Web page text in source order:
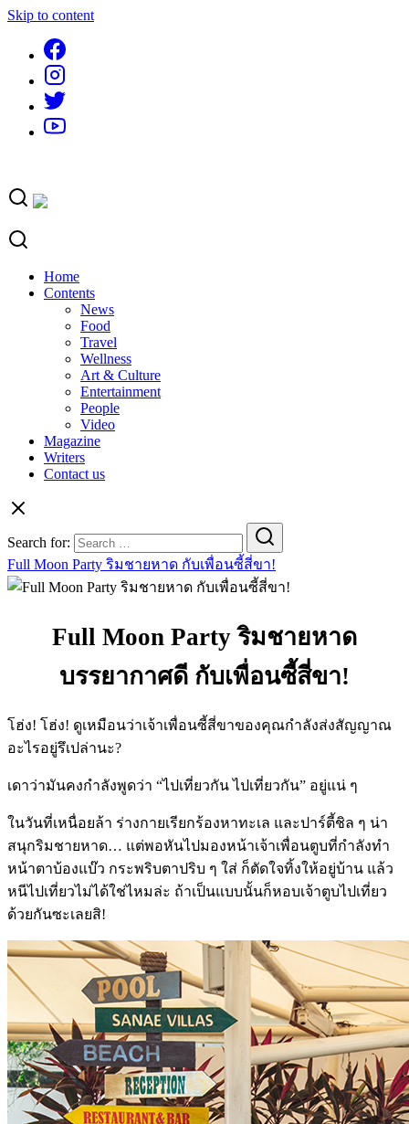
Skip to content
Home
Contents
News
Food
Travel
Wellness
Art & Culture
Entertainment
People
Video
Magazine
Writers
Contact us
Search for:
Full Moon Party ริมชายหาด กับเพื่อนซี้สี่ขา!
Full Moon Party ริมชายหาด
บรรยากาศดี กับเพื่อนซี้สี่ขา!
โฮ่ง! โฮ่ง! ดูเหมือนว่าเจ้าเพื่อนซี้สี่ขาของคุณกำลังส่งสัญญาณ
อะไรอยู่รึเปล่านะ?
เดาว่ามันคงกำลังพูดว่า “ไปเที่ยวกัน ไปเที่ยวกัน” อยู่แน่ ๆ
ในวันที่เหนื่อยล้า ร่างกายเรียกร้องหาทะเล และปาร์ตี้ชิล ๆ น่า
สนุกริมชายหาด… แต่พอหันไปมองหน้าเจ้าเพื่อนตูบที่กำลังทำ
หน้าตาบ้องแบ๊ว กระพริบตาปริบ ๆ ใส่ ก็ตัดใจทิ้งให้อยู่บ้าน แล้ว
หนีไปเที่ยวไม่ได้ใช่ไหมล่ะ ถ้าเป็นแบบนั้นก็หอบเจ้าตูบไปเที่ยว
ด้วยกันซะเลยสิ!